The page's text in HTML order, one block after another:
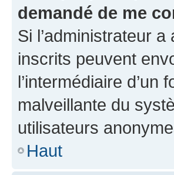
demandé de me
Si l’administrateur
inscrits peuvent
l’intermédiaire d’un
malveillante du
utilisateurs
Haut